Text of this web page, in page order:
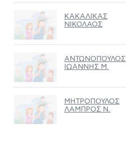
ΚΑΚΑΛΙΚΑΣ
ΝΙΚΟΛΑΟΣ
ΑΝΤΩΝΟΠΟΥΛΟΣ
ΙΩΑΝΝΗΣ Μ.
ΜΗΤΡΟΠΟΥΛΟΣ
ΛΑΜΠΡΟΣ Ν.